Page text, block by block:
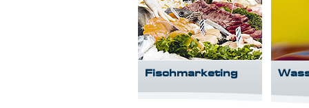
Fischmarketing